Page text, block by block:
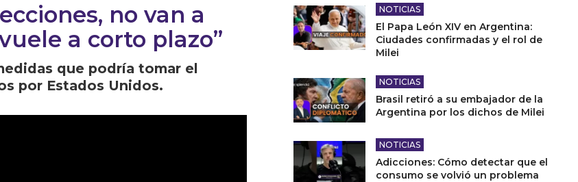
no van a
a corto plazo”
que podría tomar el
por Estados Unidos.
NOTICIAS
El Papa León XIV en Argentina:
Ciudades confirmadas y el rol de
Milei
NOTICIAS
Brasil retiró a su embajador de la
Argentina por los dichos de Milei
NOTICIAS
Adicciones: Cómo detectar que el
consumo se volvió un problema